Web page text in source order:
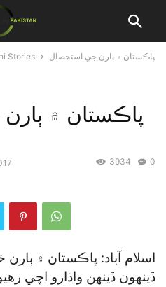
Stories
پاڪستان ۾ ٻارن جي استحصال
پاڪستان ۾
0
3934
اسلام آباد: پاڪستان ۾ ٻارن
ڏينهون ڏينهن واڌارو اچي